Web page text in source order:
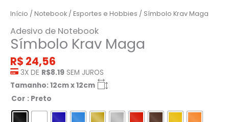
Início / Notebook / Esportes e Hobbies / Símbolo Krav Maga
Adesivo de Notebook
Símbolo Krav Maga
R$ 24,56
3X DE R$8.19 SEM JUROS
Tamanho: 12cm x 12cm
Cor : Preto